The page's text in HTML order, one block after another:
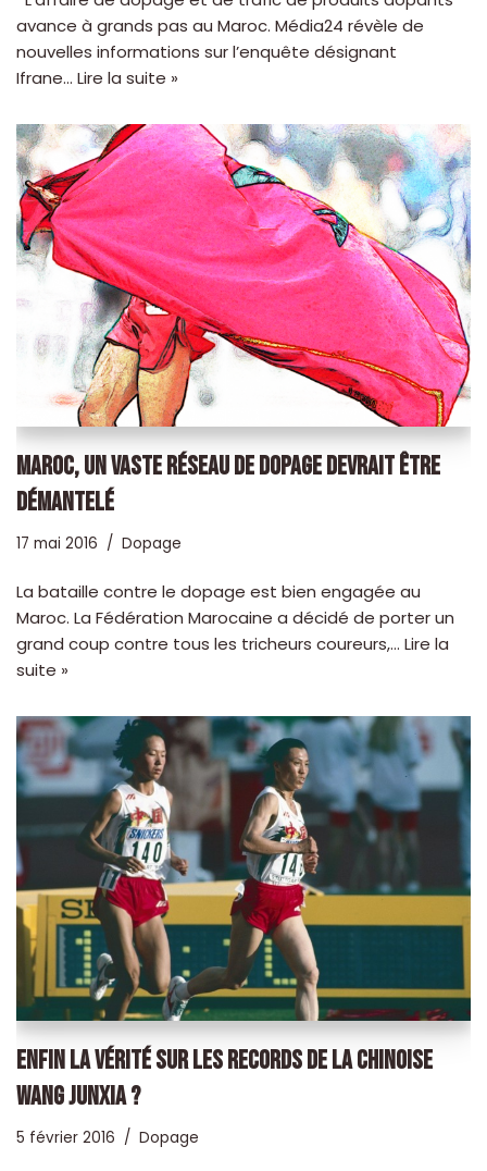
avance à grands pas au Maroc. Média24 révèle de
nouvelles informations sur l’enquête désignant
Ifrane… Lire la suite »
MAROC, UN VASTE RÉSEAU DE DOPAGE DEVRAIT ÊTRE
DÉMANTELÉ
17 mai 2016 Dopage
La bataille contre le dopage est bien engagée au
Maroc. La Fédération Marocaine a décidé de porter un
grand coup contre tous les tricheurs coureurs,… Lire la
suite »
ENFIN LA VÉRITÉ SUR LES RECORDS DE LA CHINOISE
WANG JUNXIA ?
5 février 2016 Dopage